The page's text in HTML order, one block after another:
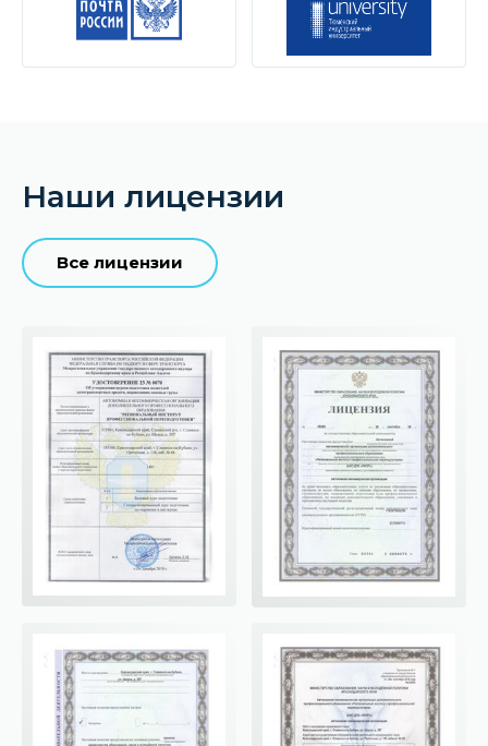
Наши лицензии
Все лицензии